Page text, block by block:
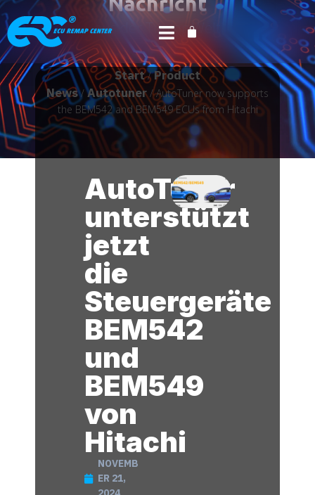
aus der Tuning Welt
Start/Product
News/Autotuner/ AutoTuner now supports
the BEM542 and BEM549 ECUs from Hitachi
AutoTuner
unterstützt
jetzt
die
Steuergeräte
BEM542
und
BEM549
von
Hitachi
NOVEMB
ER 21,